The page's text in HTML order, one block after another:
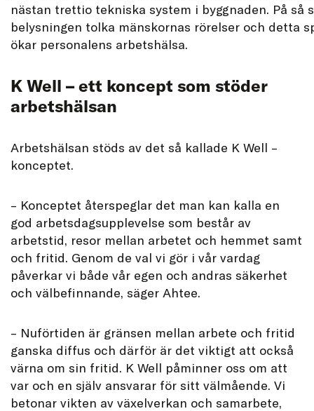
nästan trettio tekniska system i byggnaden. På så
belysningen tolka mänskornas rörelser och detta
ökar personalens arbetshälsa.
K Well – ett koncept som stöder
arbetshälsan
Arbetshälsan stöds av det så kallade K Well –
konceptet.
– Konceptet återspeglar det man kan kalla en
god arbetsdagsupplevelse som består av
arbetstid, resor mellan arbetet och hemmet samt
och fritid. Genom de val vi gör i vår vardag
påverkar vi både vår egen och andras säkerhet
och välbefinnande, säger Ahtee.
– Nuförtiden är gränsen mellan arbete och fritid
ganska diffus och därför är det viktigt att också
värna om sin fritid. K Well påminner oss om att
var och en själv ansvarar för sitt välmående. Vi
betonar vikten av växelverkan och samarbete,